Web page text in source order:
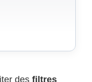
des filtres